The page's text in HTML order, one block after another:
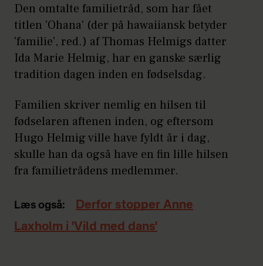
Den omtalte familietråd, som har fået
titlen 'Ohana' (der på hawaiiansk betyder
'familie', red.) af Thomas Helmigs datter
Ida Marie Helmig, har en ganske særlig
tradition dagen inden en fødselsdag.
Familien skriver nemlig en hilsen til
fødselaren aftenen inden, og eftersom
Hugo Helmig ville have fyldt år i dag,
skulle han da også have en fin lille hilsen
fra familietrådens medlemmer.
Læs også:
Derfor stopper Anne
Laxholm i 'Vild med dans'